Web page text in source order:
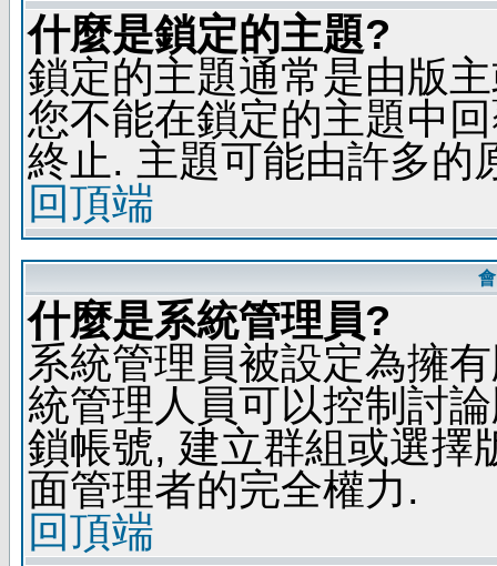
什麼是鎖定的主題?
鎖定的主題通常是由版
您不能在鎖定的主題中
終止. 主題可能由許多的
回頂端
什麼是系統管理員?
系統管理員被設定為擁
統管理人員可以控制討
鎖帳號, 建立群組或選擇
面管理者的完全權力.
回頂端